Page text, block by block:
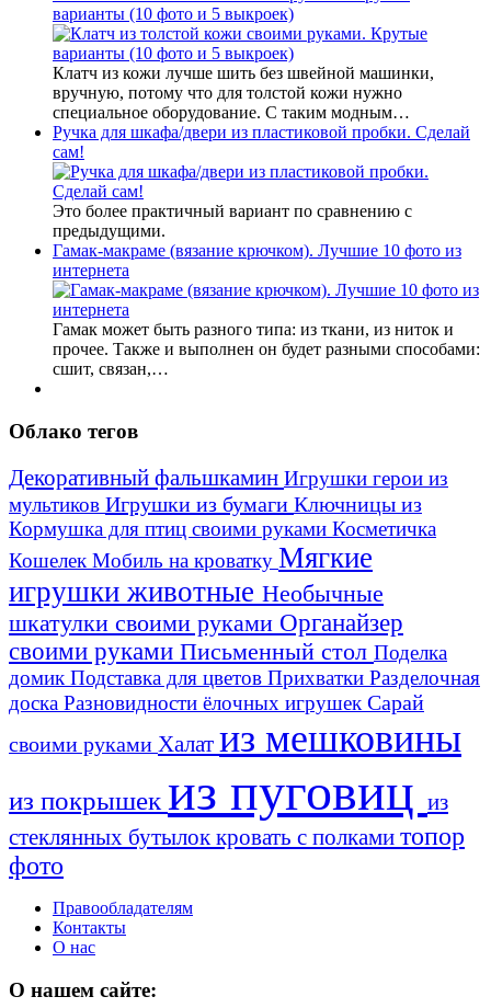
варианты (10 фото и 5 выкроек)
Клатч из кожи лучше шить без швейной машинки,
вручную, потому что для толстой кожи нужно
специальное оборудование. С таким модным…
Ручка для шкафа/двери из пластиковой пробки. Сделай
сам!
Это более практичный вариант по сравнению с
предыдущими.
Гамак-макраме (вязание крючком). Лучшие 10 фото из
интернета
Гамак может быть разного типа: из ткани, из ниток и
прочее. Также и выполнен он будет разными способами:
сшит, связан,…
Облако тегов
Декоративный фальшкамин Игрушки герои из
мультиков Игрушки из бумаги Ключницы из
Кормушка для птиц своими руками Косметичка
Кошелек Мобиль на кроватку Мягкие
игрушки животные Необычные
шкатулки своими руками Органайзер
своими руками Письменный стол Поделка
домик Подставка для цветов Прихватки Разделочная
доска Разновидности ёлочных игрушек Сарай
своими руками Халат из мешковины
из покрышек из пуговиц из
стеклянных бутылок кровать с полками топор
фото
Правообладателям
Контакты
О нас
О нашем сайте: